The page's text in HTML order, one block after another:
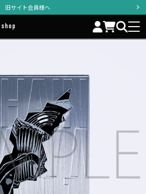
旧サイト会員様へ